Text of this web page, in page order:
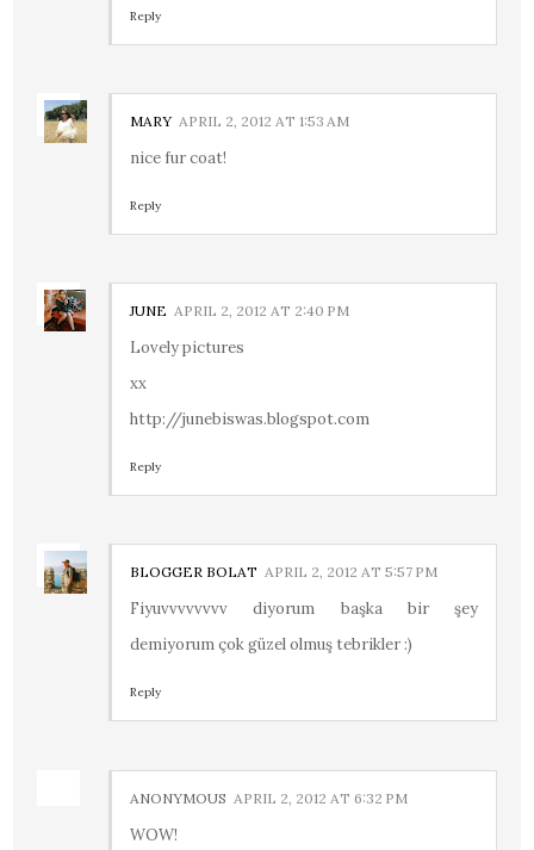
Reply
MARY APRIL 2, 2012 AT 1:53 AM
nice fur coat!
Reply
JUNE APRIL 2, 2012 AT 2:40 PM
Lovely pictures
xx
http://junebiswas.blogspot.com
Reply
BLOGGER BOLAT APRIL 2, 2012 AT 5:57 PM
Fiyuvvvvvvvv diyorum başka bir şey
demiyorum çok güzel olmuş tebrikler :)
Reply
ANONYMOUS APRIL 2, 2012 AT 6:32 PM
WOW!